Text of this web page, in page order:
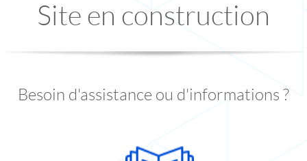
Site en construction
Besoin d'assistance ou d'informations ?